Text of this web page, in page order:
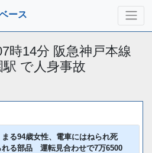
ース
時14分 阪急神戸本線
で人身事故
る94歳女性、電車にはねられ死
る部品 運転見合わせで7万6500